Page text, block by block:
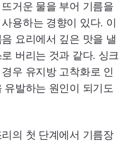
거운 물을 부어 기름을
용하는 경향이 있다. 이
요리에서 깊은 맛을 낼
버리는 것과 같다. 싱크
우 유지방 고착화로 인
유발하는 원인이 되기도
의 첫 단계에서 기름장